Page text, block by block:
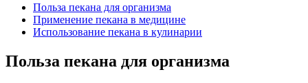
Польза пекана для организма
Применение пекана в медицине
Использование пекана в кулинарии
Польза пекана для организма